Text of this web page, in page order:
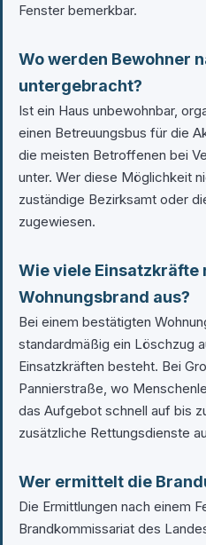
Fenster bemerkbar.
Wo werden Bewohner
untergebracht?
Ist ein Haus unbewohnbar,
einen Betreuungsbus für die
die meisten Betroffenen bei
unter. Wer diese Möglichkeit
zuständige Bezirksamt oder
zugewiesen.
Wie viele Einsatzkräfte
Wohnungsbrand aus?
Bei einem bestätigten
standardmäßig ein Löschzug
Einsatzkräften besteht. Bei
Pannierstraße, wo
das Aufgebot schnell auf bis
zusätzliche Rettungsdienste
Wer ermittelt die
Die Ermittlungen nach einem
Brandkommissariat des